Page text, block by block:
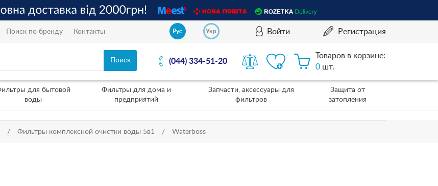
Поиск по бренду Контакты Рус Укр Войти Регистрация
(044) 334-51-20
Товаров в корзине:
0 шт.
для бытовой
воды
Фильтры для дома и
предприятий
Запчасти, аксессуары для
фильтров
Защита от
затопления
Фильтры комплексной очистки воды 5в1 Waterboss